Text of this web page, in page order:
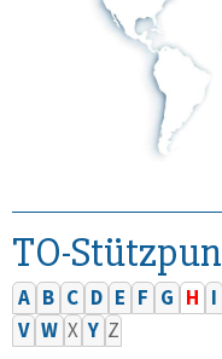
TO-
A B C D E F G H I
V W X Y Z